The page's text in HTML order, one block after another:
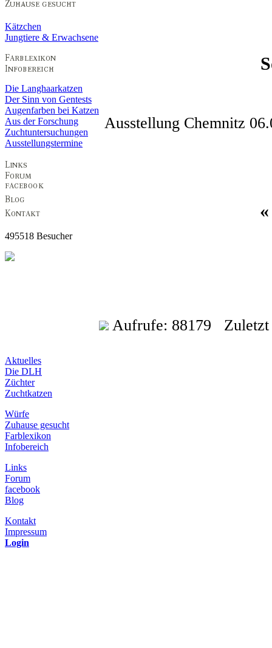
Kätzchen
Jungtiere & Erwachsene
Die Langhaarkatzen
Der Sinn von Gentests
Augenfarben bei Katzen
Aus der Forschung
Zuchtuntersuchungen
Ausstellungstermine
495518 Besucher
Ausstellung Chemnitz
Aufrufe: 88179 Zuletzt
Aktuelles
Die DLH
Züchter
Zuchtkatzen
Würfe
Zuhause gesucht
Farblexikon
Infobereich
Links
Forum
facebook
Blog
Kontakt
Impressum
Login